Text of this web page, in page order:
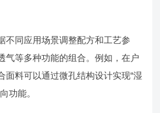
不同应用场景调整配方和工艺参
气等多种功能的组合。例如，在户
面料可以通过微孔结构设计实现“湿
功能。